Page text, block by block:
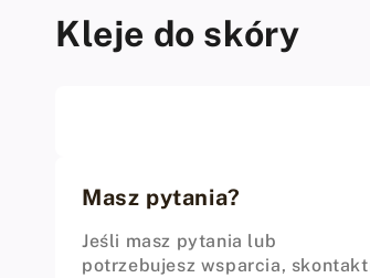
Kleje do skóry
Masz pytania?
Jeśli masz pytania lub
potrzebujesz wsparcia,